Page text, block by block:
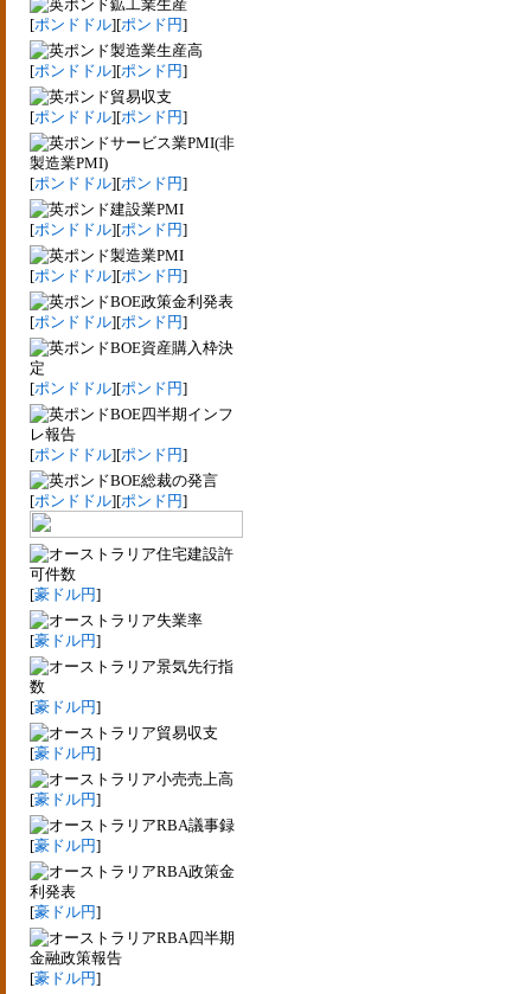
鉱工業生産
[ポンドドル][ポンド円]
製造業生産高
[ポンドドル][ポンド円]
貿易収支
[ポンドドル][ポンド円]
サービス業PMI(非
製造業PMI)
[ポンドドル][ポンド円]
建設業PMI
[ポンドドル][ポンド円]
製造業PMI
[ポンドドル][ポンド円]
BOE政策金利発表
[ポンドドル][ポンド円]
BOE資産購入枠決
定
[ポンドドル][ポンド円]
BOE四半期インフ
レ報告
[ポンドドル][ポンド円]
BOE総裁の発言
[ポンドドル][ポンド円]
住宅建設許
可件数
[豪ドル円]
失業率
[豪ドル円]
景気先行指
数
[豪ドル円]
貿易収支
[豪ドル円]
小売売上高
[豪ドル円]
RBA議事録
[豪ドル円]
RBA政策金
利発表
[豪ドル円]
RBA四半期
金融政策報告
[豪ドル円]